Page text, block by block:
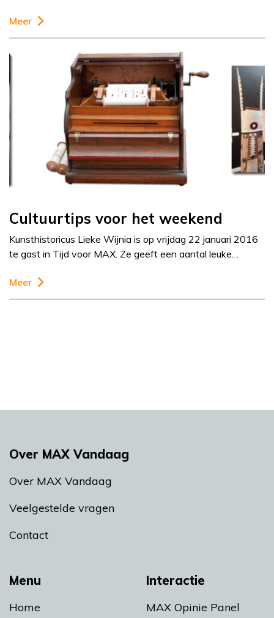
Meer
Cultuurtips voor het weekend
Kunsthistoricus Lieke Wijnia is op vrijdag 22 januari 2016
te gast in Tijd voor MAX. Ze geeft een aantal leuke…
Meer
Menu
Home
Interactie
MAX Opinie Panel
Over MAX Vandaag
Over MAX Vandaag
Veelgestelde vragen
Contact